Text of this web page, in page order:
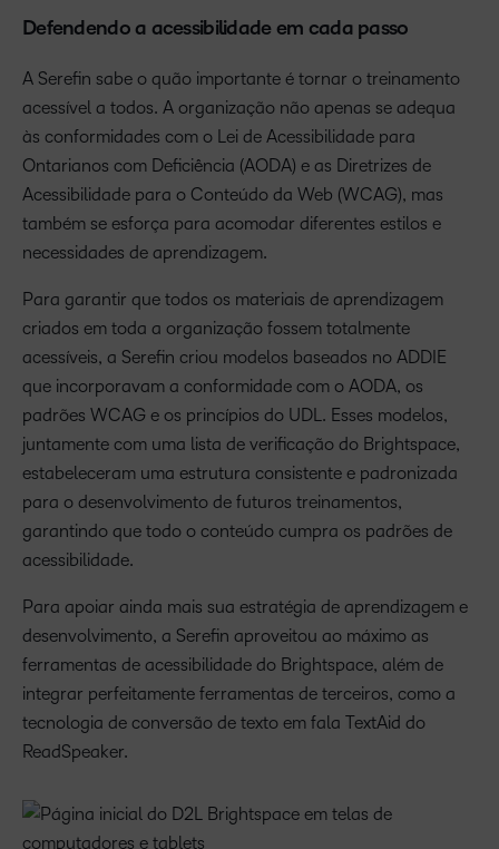
Defendendo a acessibilidade em cada passo
A Serefin sabe o quão importante é tornar o treinamento
acessível a todos. A organização não apenas se adequa
às conformidades com o Lei de Acessibilidade para
Ontarianos com Deficiência (AODA) e as Diretrizes de
Acessibilidade para o Conteúdo da Web (WCAG), mas
também se esforça para acomodar diferentes estilos e
necessidades de aprendizagem.
Para garantir que todos os materiais de aprendizagem
criados em toda a organização fossem totalmente
acessíveis, a Serefin criou modelos baseados no ADDIE
que incorporavam a conformidade com o AODA, os
padrões WCAG e os princípios do UDL. Esses modelos,
juntamente com uma lista de verificação do Brightspace,
estabeleceram uma estrutura consistente e padronizada
para o desenvolvimento de futuros treinamentos,
garantindo que todo o conteúdo cumpra os padrões de
acessibilidade.
Para apoiar ainda mais sua estratégia de aprendizagem e
desenvolvimento, a Serefin aproveitou ao máximo as
ferramentas de acessibilidade do Brightspace, além de
integrar perfeitamente ferramentas de terceiros, como a
tecnologia de conversão de texto em fala TextAid do
ReadSpeaker.